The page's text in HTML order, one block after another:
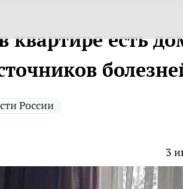
квартире есть
России
3